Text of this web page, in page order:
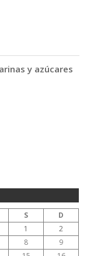
y azúcares
S
D
1
2
8
9